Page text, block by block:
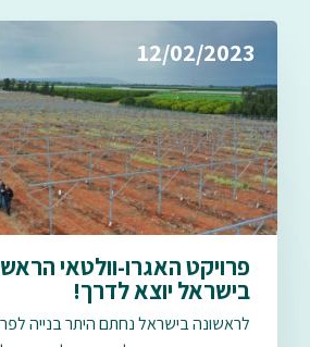
12/02/2023
פרויקט האגרו-וולטאי
בישראל יוצא לדרך!
לראשונה בישראל נחתם היתר בנייה